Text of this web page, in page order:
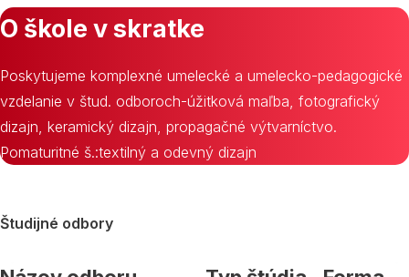
O škole v skratke
Poskytujeme komplexné umelecké a umelecko-pedagogické
vzdelanie v štud. odboroch-úžitková maľba, fotografický
dizajn, keramický dizajn, propagačné výtvarníctvo.
Pomaturitné š.:textilný a odevný dizajn
Študijné odbory